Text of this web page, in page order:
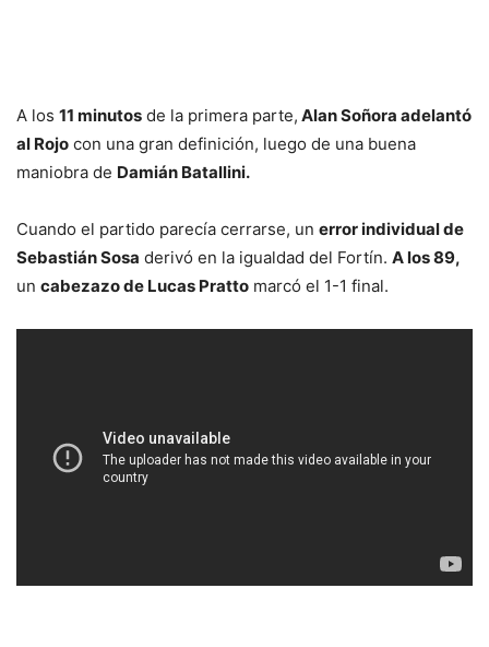
A los 11 minutos de la primera parte, Alan Soñora adelantó
al Rojo con una gran definición, luego de una buena
maniobra de Damián Batallini.
Cuando el partido parecía cerrarse, un error individual de
Sebastián Sosa derivó en la igualdad del Fortín. A los 89,
un cabezazo de Lucas Pratto marcó el 1-1 final.